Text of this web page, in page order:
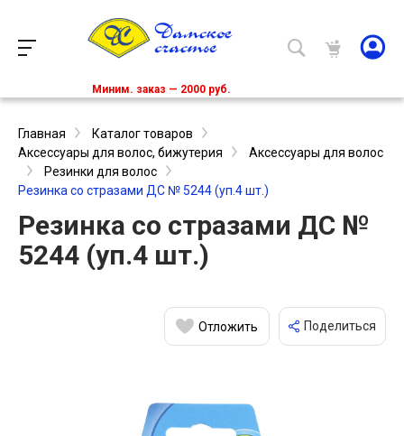
Миним. заказ — 2000 руб.
Главная
Каталог товаров
Аксессуары для волос, бижутерия
Аксессуары для волос
Резинки для волос
Резинка со стразами ДС № 5244 (уп.4 шт.)
Резинка со стразами ДС №
5244 (уп.4 шт.)
Отложить Поделиться